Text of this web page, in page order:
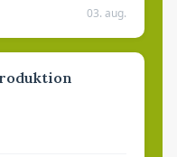
03. aug.